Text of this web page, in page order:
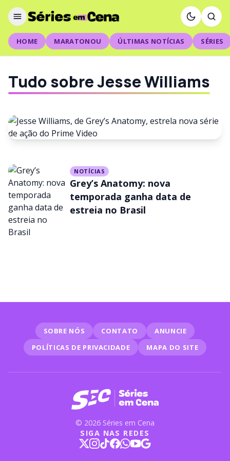
HOME MARATONOU ÚLTIMAS NOTÍCIAS SÉRIES
Tudo sobre Jesse Williams
Jesse Williams, de Grey’s
Anatomy, estrela nova série de
ação do Prime Video
NOTÍCIAS
Grey’s Anatomy: nova
temporada ganha data de
estreia no Brasil
SOBRE NÓS CONTATO
ANUNCIE
POLÍTICAS DE PRIVACIDADE
MAPA DO SITE
© 2026 Séries em Cena
SIGA NAS REDES